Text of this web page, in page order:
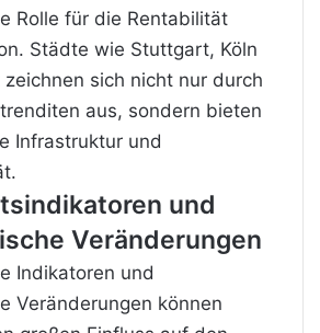
Rolle für die Rentabilität
Städte wie Stuttgart, Köln
sich nicht nur durch
aus, sondern bieten
Infrastruktur und
und
Veränderungen
Indikatoren und
Veränderungen können